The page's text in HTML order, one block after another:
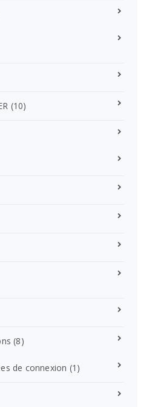
(10)
(8)
de connexion (1)